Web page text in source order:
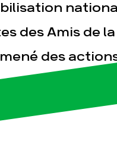
des Amis de
des